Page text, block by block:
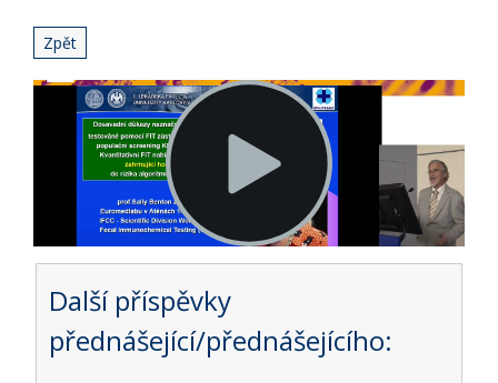
Zpět
Další příspěvky
přednášející/přednášejícího: